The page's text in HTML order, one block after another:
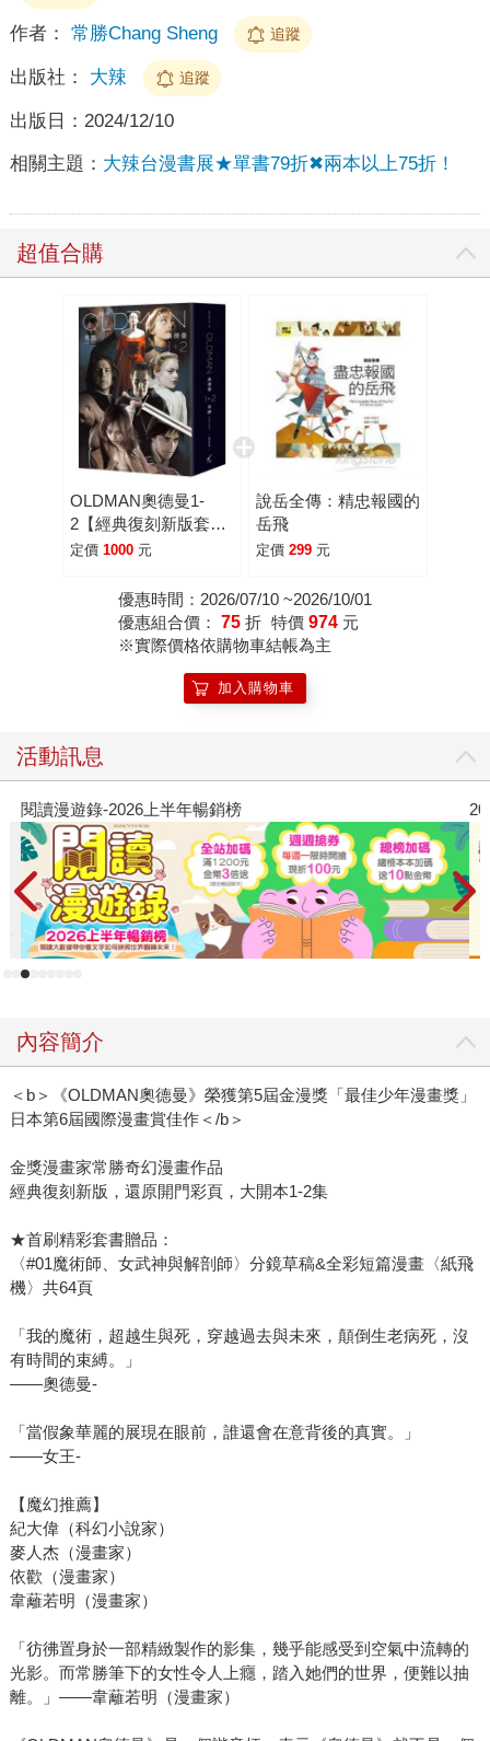
作者： 常勝Chang Sheng 追蹤
出版社： 大辣 追蹤
出版日： 2024/12/10
相關主題： 大辣台漫書展★單書79折✖兩本以上75折！
超值合購
OLDMAN奧德曼1-
2【經典復刻新版套書
＋首刷贈品短篇別冊】
定價 1000 元
說岳全傳：精忠報國的
岳飛
定價 299 元
優惠時間：2026/07/10 ~2026/10/01
優惠組合價： 75 折 特價 974 元
※實際價格依購物車結帳為主
加入購物車
活動訊息
閱讀漫遊錄-2026上半年暢銷榜
內容簡介
＜b＞《OLDMAN奧德曼》榮獲第5屆金漫獎「最佳少年漫畫獎」
日本第6屆國際漫畫賞佳作＜/b＞
金獎漫畫家常勝奇幻漫畫作品
經典復刻新版，還原開門彩頁，大開本1-2集
★首刷精彩套書贈品：
〈#01魔術師、女武神與解剖師〉分鏡草稿&全彩短篇漫畫〈紙飛
機〉共64頁
「我的魔術，超越生與死，穿越過去與未來，顛倒生老病死，沒
有時間的束縛。」
――奧德曼-
「當假象華麗的展現在眼前，誰還會在意背後的真實。」
――女王-
【魔幻推薦】
紀大偉（科幻小說家）
麥人杰（漫畫家）
依歡（漫畫家）
韋蘺若明（漫畫家）
「彷彿置身於一部精緻製作的影集，幾乎能感受到空氣中流轉的
光影。而常勝筆下的女性令人上癮，踏入她們的世界，便難以抽
離。」――韋蘺若明（漫畫家）